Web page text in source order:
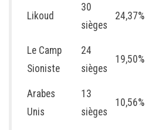
Likoud
30
sièges
24,37%
Le Camp
Sioniste
24
sièges
19,50%
Arabes
Unis
13
sièges
10,56%